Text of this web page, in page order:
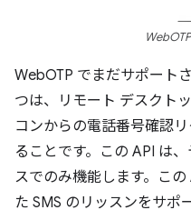
WebOTP でまだサポート
つは、リモート デスクト
コンからの電話番号確認
ることです。この API は
スでのみ機能します。こ
た SMS のリッスンをサポ